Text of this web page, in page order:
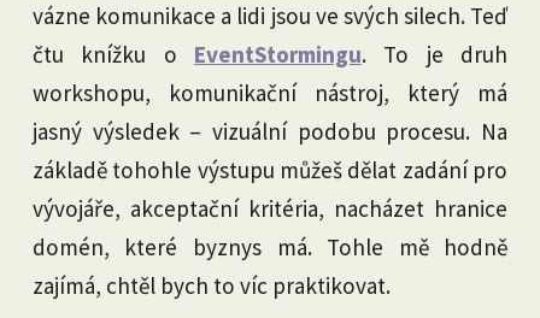
vázne komunikace a lidi jsou ve svých silech. Teď
čtu knížku o EventStormingu. To je druh
workshopu, komunikační nástroj, který má
jasný výsledek – vizuální podobu procesu. Na
základě tohohle výstupu můžeš dělat zadání pro
vývojáře, akceptační kritéria, nacházet hranice
domén, které byznys má. Tohle mě hodně
zajímá, chtěl bych to víc praktikovat.